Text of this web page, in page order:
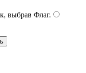
выбрав Флаг.